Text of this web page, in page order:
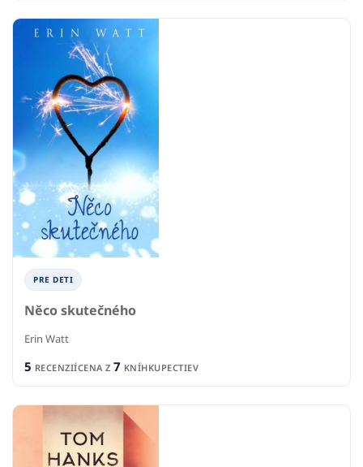
PRE DETI
Něco skutečného
Erin Watt
5 RECENZIÍCENA Z 7 KNÍHKUPECTIEV